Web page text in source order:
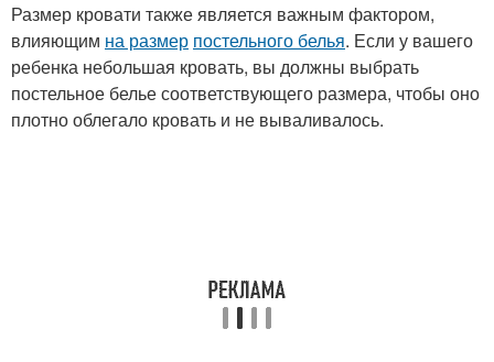
Размер кровати также является важным фактором,
влияющим на размер постельного белья. Если у вашего
ребенка небольшая кровать, вы должны выбрать
постельное белье соответствующего размера, чтобы оно
плотно облегало кровать и не вываливалось.